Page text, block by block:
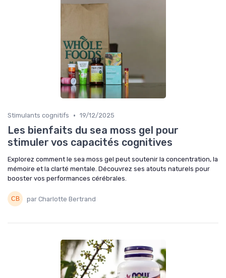
Stimulants cognitifs • 19/12/2025
Les bienfaits du sea moss gel pour
stimuler vos capacités cognitives
Explorez comment le sea moss gel peut soutenir la concentration, la
mémoire et la clarté mentale. Découvrez ses atouts naturels pour
booster vos performances cérébrales.
par Charlotte Bertrand